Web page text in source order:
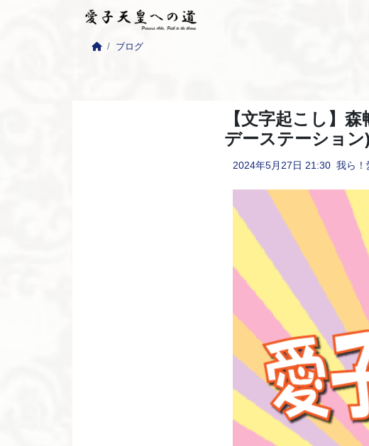
ブログ
【文字起こし】
デーステーション)
2024年5月27日 21:30 我ら！